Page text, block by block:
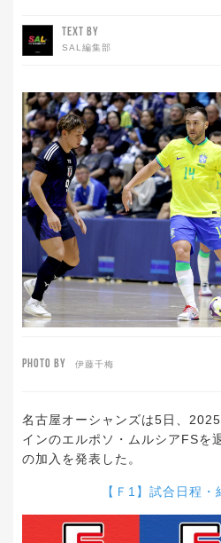
TEXT BY
SAL編集部
PHOTO BY 伊藤千梅
名古屋オーシャンズは5日、
インのエルポソ・ムルシアFSを
の加入を発表した。
【 Ｆ1 】試合日程・